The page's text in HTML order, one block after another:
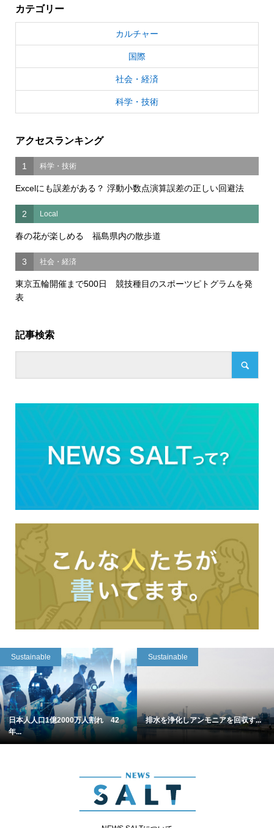
カテゴリー
カルチャー
国際
社会・経済
科学・技術
アクセスランキング
1 科学・技術
Excelにも誤差がある？ 浮動小数点演算誤差の正しい回避法
2 Local
春の花が楽しめる 福島県内の散歩道
3 社会・経済
東京五輪開催まで500日 競技種目のスポーツピトグラムを発
表
記事検索
Sustainable
日本人人口1億2000万人割れ 42
年...
Sustainable
排水を浄化しアンモニアを回収す...